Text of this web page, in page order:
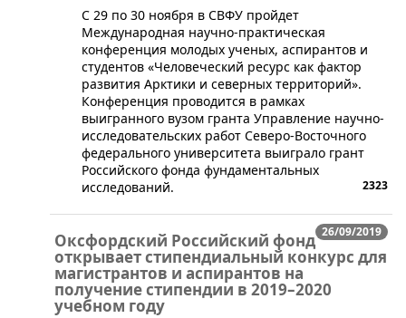
​С 29 по 30 ноября в СВФУ пройдет
Международная научно-практическая
конференция молодых ученых, аспирантов и
студентов «Человеческий ресурс как фактор
развития Арктики и северных территорий».
Конференция проводится в рамках
выигранного вузом гранта Управление научно-
исследовательских работ Северо-Восточного
федерального университета выиграло грант
Российского фонда фундаментальных
исследований.
2323
26/09/2019
Оксфордский Российский фонд
открывает стипендиальный конкурс для
магистрантов и аспирантов на
получение стипендии в 2019–2020
учебном году